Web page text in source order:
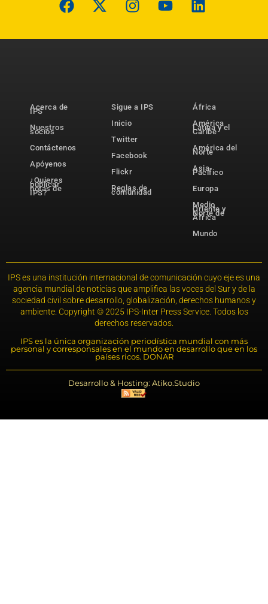
Acerca de
IPS
Nuestros
socios
Contáctenos
Apóyenos
¿Quieres
publicar
notas de
IPS?
Sigue a IPS
Inicio
Twitter
Facebook
Flickr
Reglas de
comunidad
África
América
Latina y el
Caribe
América del
Norte
Asia-
Pacífico
Europa
Medio
Oriente y
Norte de
África
Mundo
IPS es una institución internacional de comunicación cuyo eje es una
agencia mundial de noticias que amplifica las voces del Sur y de la
sociedad civil sobre desarrollo, globalización, derechos humanos y
ambiente. Copyright © 2025 IPS-Inter Press Service. Todos los
derechos reservados.
IPS es la única organización periodística mundial con más
personal y corresponsales en el mundo en desarrollo que en los
países ricos. DONAR
Desarrollo & Hosting: Atiko.Studio